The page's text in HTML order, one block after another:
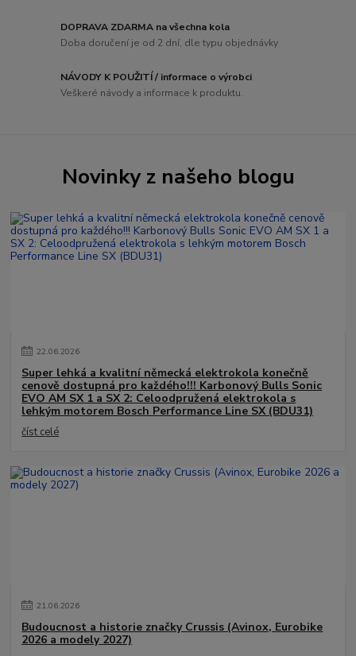
DOPRAVA ZDARMA na všechna kola
Doba doručení je od 2 dní, dle typu objednávky
NÁVODY K POUŽITÍ / informace o výrobci
Veškeré návody a informace k produktu.
Novinky z našeho blogu
22.06.2026
Super lehká a kvalitní německá elektrokola konečně
cenově dostupná pro každého!!! Karbonový Bulls Sonic
EVO AM SX 1 a SX 2: Celoodpružená elektrokola s
lehkým motorem Bosch Performance Line SX (BDU31)
číst celé
21.06.2026
Budoucnost a historie značky Crussis (Avinox, Eurobike
2026 a modely 2027)